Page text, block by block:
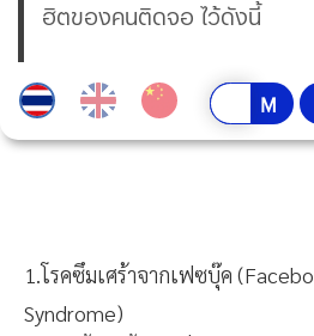
ฮิตของคนติดจอ ไว้ดังนี้
1.โรคซึมเศร้าจากเฟซบุ๊ค
Syndrome)